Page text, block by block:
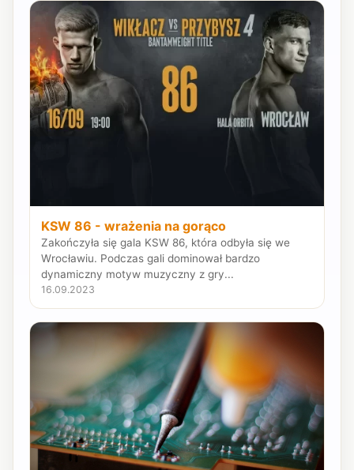
KSW 86 - wrażenia na gorąco
Zakończyła się gala KSW 86, która odbyła się we
Wrocławiu. Podczas gali dominował bardzo
dynamiczny motyw muzyczny z gry...
16.09.2023